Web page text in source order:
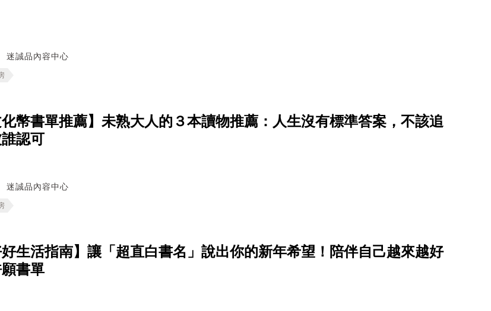
迷誠品內容中心
化幣書單推薦】未熟大人的３本讀物推薦：人生沒有標準答案，不該追
認可
迷誠品內容中心
好生活指南】讓「超直白書名」說出你的新年希望！陪伴自己越來越好
書單